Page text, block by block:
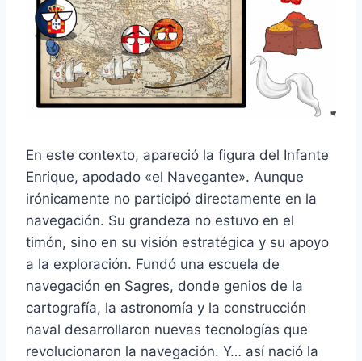
En este contexto, apareció la figura del Infante
Enrique, apodado «el Navegante». Aunque
irónicamente no participó directamente en la
navegación. Su grandeza no estuvo en el
timón, sino en su visión estratégica y su apoyo
a la exploración. Fundó una escuela de
navegación en Sagres, donde genios de la
cartografía, la astronomía y la construcción
naval desarrollaron nuevas tecnologías que
revolucionaron la navegación. Y… así nació la